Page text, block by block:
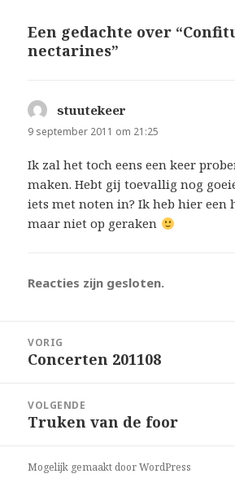
Een gedachte over
nectarines”
stuutekeer
9 september 2011 om 21:25
Ik zal het toch eens een keer
maken. Hebt gij toevallig nog
iets met noten in? Ik heb hier een
maar niet op geraken
Reacties zijn gesloten.
navigatie
VORIG
Vorig
Concerten 201108
VOLGENDE
Volgend
Truken van de foor
Mogelijk gemaakt door WordPress